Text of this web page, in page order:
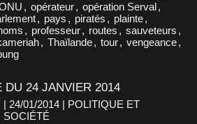
, opérateur, opération Serval,
, pays , piratés , plainte,
, professeur, routes , sauveteurs ,
, Thaïlande, tour, vengeance,
DU 24 JANVIER 2014
| 24/01/2014 | POLITIQUE ET
SOCIÉTÉ